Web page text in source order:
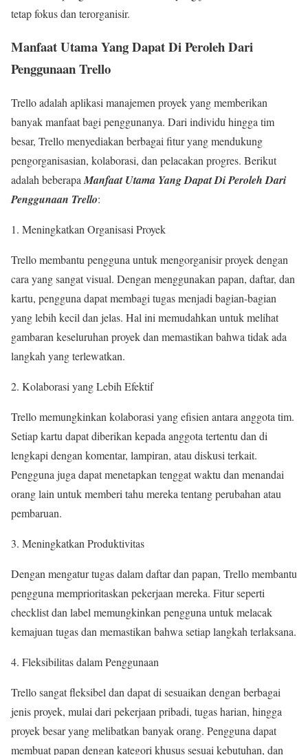
tetap fokus dan terorganisir.
Manfaat Utama Yang Dapat Di Peroleh Dari
Penggunaan Trello
Trello adalah aplikasi manajemen proyek yang memberikan
banyak manfaat bagi penggunanya. Dari individu hingga tim
besar, Trello menyediakan berbagai fitur yang mendukung
pengorganisasian, kolaborasi, dan pelacakan progres. Berikut
adalah beberapa Manfaat Utama Yang Dapat DiPeroleh Dari
Penggunaan Trello:
Meningkatkan Organisasi Proyek
Trello membantu pengguna untuk mengorganisir proyek dengan
cara yang sangat visual. Dengan menggunakan papan, daftar, dan
kartu, pengguna dapat membagi tugas menjadi bagian-bagian
yang lebih kecil dan jelas. Hal ini memudahkan untuk melihat
gambaran keseluruhan proyek dan memastikan bahwa tidak ada
langkah yang terlewatkan.
Kolaborasi yang Lebih Efektif
Trello memungkinkan kolaborasi yang efisien antara anggota tim.
Setiap kartu dapat diberikan kepada anggota tertentu dan di
lengkapi dengan komentar, lampiran, atau diskusi terkait.
Pengguna juga dapat menetapkan tenggat waktu dan menandai
orang lain untuk memberi tahu mereka tentang perubahan atau
pembaruan.
Meningkatkan Produktivitas
Dengan mengatur tugas dalam daftar dan papan, Trello membantu
pengguna memprioritaskan pekerjaan mereka. Fitur seperti
checklist dan label memungkinkan pengguna untuk melacak
kemajuan tugas dan memastikan bahwa setiap langkah terlaksana.
Fleksibilitas dalam Penggunaan
Trello sangat fleksibel dan dapat di sesuaikan dengan berbagai
jenis proyek, mulai dari pekerjaan pribadi, tugas harian, hingga
proyek besar yang melibatkan banyak orang. Pengguna dapat
membuat papan dengan kategori khusus sesuai kebutuhan, dan